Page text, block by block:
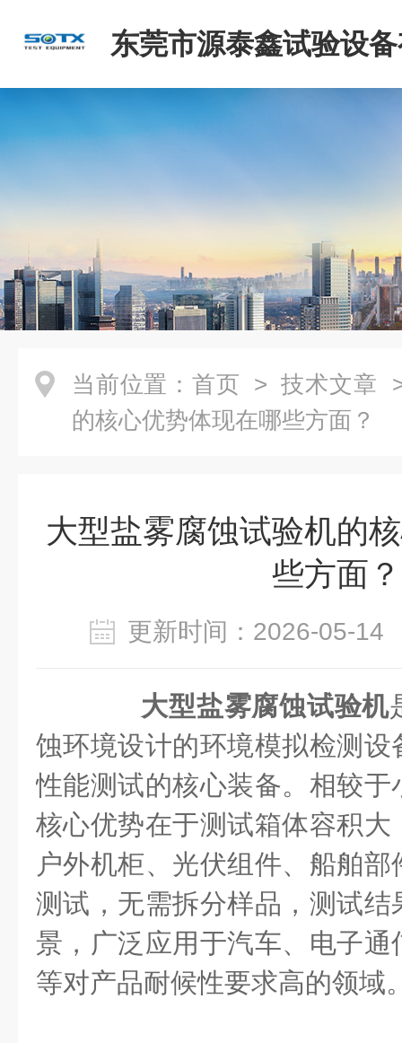
东莞市源泰鑫试验设
司
当前位置： 首页 > 技术文章
的核心优势体现在哪些方面？
大型盐雾腐蚀试验机的
些方面？
更新时间：2026-05-
大型盐雾腐蚀试验机
蚀环境设计的环境模拟检测
性能测试的核心装备。相较
核心优势在于测试箱体容积
户外机柜、光伏组件、船舶
测试，无需拆分样品，测试
景，广泛应用于汽车、电子
等对产品耐候性要求高的领域